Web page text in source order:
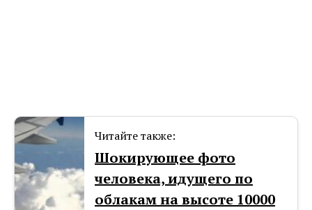
Читайте также:
Шокирующее фото
человека, идущего по
облакам на высоте 10000